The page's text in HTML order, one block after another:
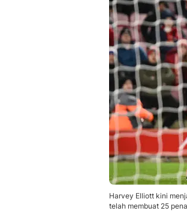
Harvey Elliott kini
telah membuat 25